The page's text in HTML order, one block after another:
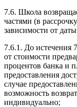
7.6. Школа
частями (в
зависимости от
7.6.1. До истечения
от стоимости
процентов банка и
предоставления
случае
возможность
индивидуально;